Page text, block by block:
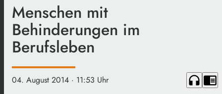
Menschen mit
Behinderungen im
Berufsleben
04. August 2014 · 11:53 Uhr headphones chrome_reader_mode